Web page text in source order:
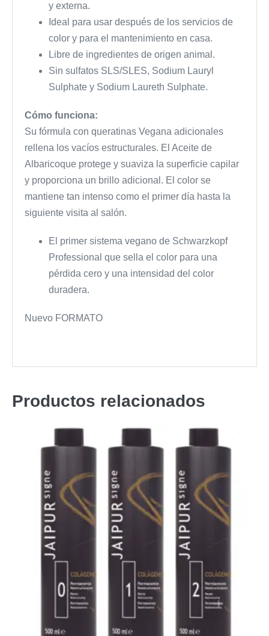
y externa.
Ideal para usar después de los servicios de
color y para el mantenimiento en casa.
Libre de ingredientes de origen animal.
Sin sulfatos SLS/SLES, Sodium Lauryl
Sulphate y Sodium Laureth Sulphate.
Cómo funciona:
Su fórmula con queratinas Vegana adicionales
rellena los vacíos estructurales. El Aceite de
Albaricoque protege y suaviza la superficie capilar
y proporciona un brillo adicional. El color se
mantiene tan intenso como el primer día hasta la
siguiente visita al salón.
El primer sistema vegano de Schwarzkopf
Professional que sella el color para una
pérdida cero y una intensidad del color
duradera.
Nuevo FORMATO
Productos relacionados